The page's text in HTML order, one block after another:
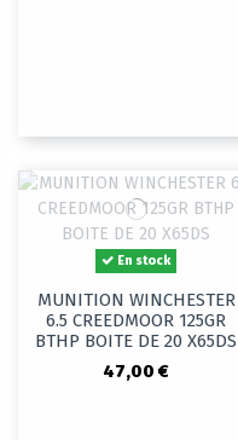
En stock
MUNITION WINCHESTER
6.5 CREEDMOOR 125GR
BTHP BOITE DE 20 X65DS
47,00 €